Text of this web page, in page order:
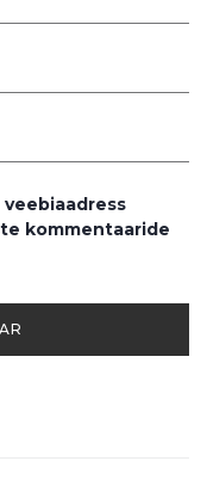
kommentaaride